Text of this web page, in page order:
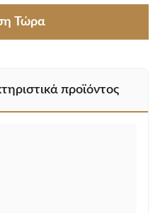
Τώρα
προϊόντος